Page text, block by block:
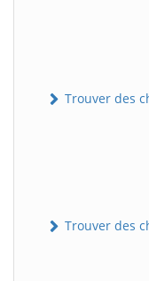
Trouver des
Trouver des